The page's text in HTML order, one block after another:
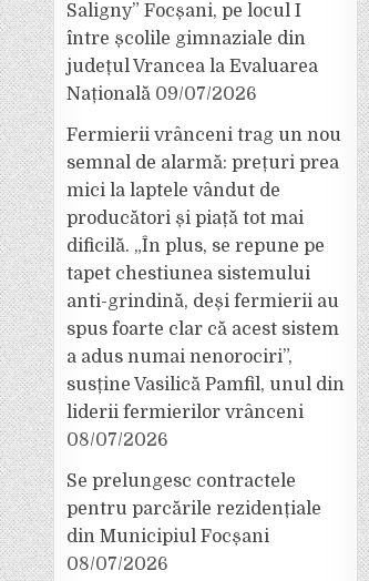
Saligny” Focșani, pe locul I
între școlile gimnaziale din
județul Vrancea la Evaluarea
Națională 09/07/2026
Fermierii vrânceni trag un nou
semnal de alarmă: prețuri prea
mici la laptele vândut de
producători și piață tot mai
dificilă. „În plus, se repune pe
tapet chestiunea sistemului
anti-grindină, deși fermierii au
spus foarte clar că acest sistem
a adus numai nenorociri”,
susține Vasilică Pamfil, unul din
liderii fermierilor vrânceni
08/07/2026
Se prelungesc contractele
pentru parcările rezidențiale
din Municipiul Focșani
08/07/2026